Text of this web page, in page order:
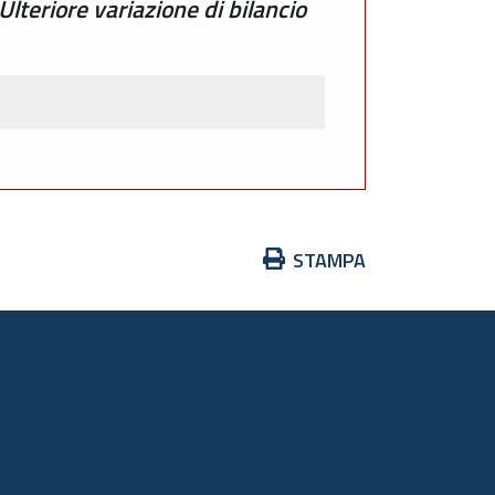
variazione di bilancio
Azioni
documento
STAMPA